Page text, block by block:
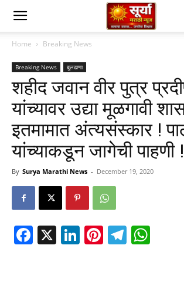
Home Breaking News
Breaking News बुलढाणा
शहीद जवान वीर पुत्र
यांच्यावर उद्या मूळगावी
इतमामात अंत्यसंस्कार !
यांच्याकडून जागेची पाहणी !
By Surya Marathi News - December 19, 2020
Facebook
X LinkedIn
Pinterest